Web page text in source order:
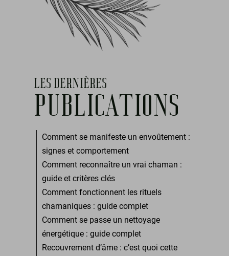
LES DERNIÈRES
PUBLICATIONS
Comment se manifeste un envoûtement :
signes et comportement
Comment reconnaître un vrai chaman :
guide et critères clés
Comment fonctionnent les rituels
chamaniques : guide complet
Comment se passe un nettoyage
énergétique : guide complet
Recouvrement d’âme : c’est quoi cette